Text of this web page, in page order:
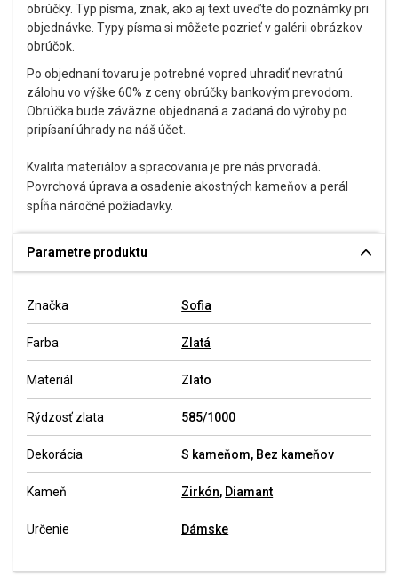
obrúčky. Typ písma, znak, ako aj text uveďte do poznámky pri
objednávke. Typy písma si môžete pozrieť v galérii obrázkov
obrúčok.
Po objednaní tovaru je potrebné vopred uhradiť nevratnú
zálohu vo výške 60% z ceny obrúčky bankovým prevodom.
Obrúčka bude záväzne objednaná a zadaná do výroby po
pripísaní úhrady na náš účet.
Kvalita materiálov a spracovania je pre nás prvoradá.
Povrchová úprava a osadenie akostných kameňov a perál
spĺňa náročné požiadavky.
Parametre produktu
Značka Sofia
Farba Zlatá
Materiál Zlato
Rýdzosť zlata 585/1000
Dekorácia S kameňom, Bez kameňov
Kameň Zirkón, Diamant
Určenie Dámske